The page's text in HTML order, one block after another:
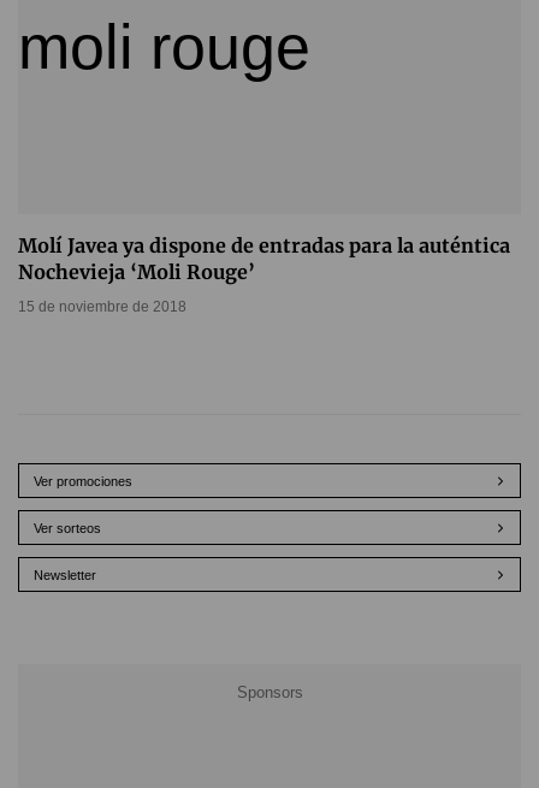
Molí Javea ya dispone de entradas para la auténtica
Nochevieja ‘Moli Rouge’
15 de noviembre de 2018
Ver promociones
Ver sorteos
Newsletter